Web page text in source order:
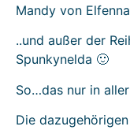
Mandy von
..und außer der
Spunkynelda 🙂
So…das nur in
Die